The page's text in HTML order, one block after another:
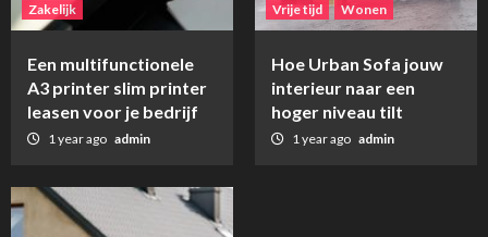
Zakelijk
Een multifunctionele
A3 printer slim printer
leasen voor je bedrijf
1 year ago admin
Vrije tijd Wonen
Hoe Urban Sofa jouw
interieur naar een
hoger niveau tilt
1 year ago admin